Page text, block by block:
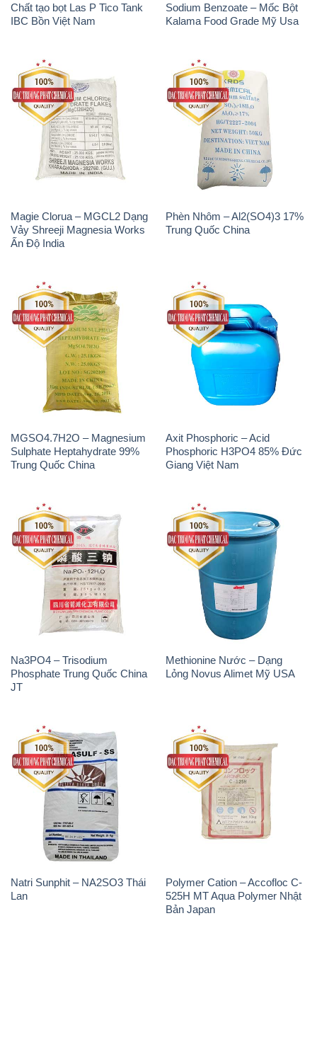
Chất tạo bọt Las P Tico Tank
IBC Bồn Việt Nam
Sodium Benzoate – Mốc Bột
Kalama Food Grade Mỹ Usa
Magie Clorua – MGCL2 Dạng
Vảy Shreeji Magnesia Works
Ấn Độ India
Phèn Nhôm – Al2(SO4)3 17%
Trung Quốc China
MGSO4.7H2O – Magnesium
Sulphate Heptahydrate 99%
Trung Quốc China
Axit Phosphoric – Acid
Phosphoric H3PO4 85% Đức
Giang Việt Nam
Na3PO4 – Trisodium
Phosphate Trung Quốc China
JT
Methionine Nước – Dạng
Lỏng Novus Alimet Mỹ USA
Natri Sunphit – NA2SO3 Thái
Lan
Polymer Cation – Accofloc C-
525H MT Aqua Polymer Nhật
Bản Japan